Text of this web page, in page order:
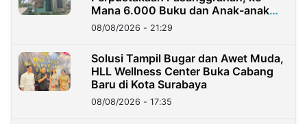
Mana 6.000 Buku dan Anak-anak
Kini?
08/08/2026 - 21:29
Solusi Tampil Bugar dan Awet Muda,
HLL Wellness Center Buka Cabang
Baru di Kota Surabaya
08/08/2026 - 17:35